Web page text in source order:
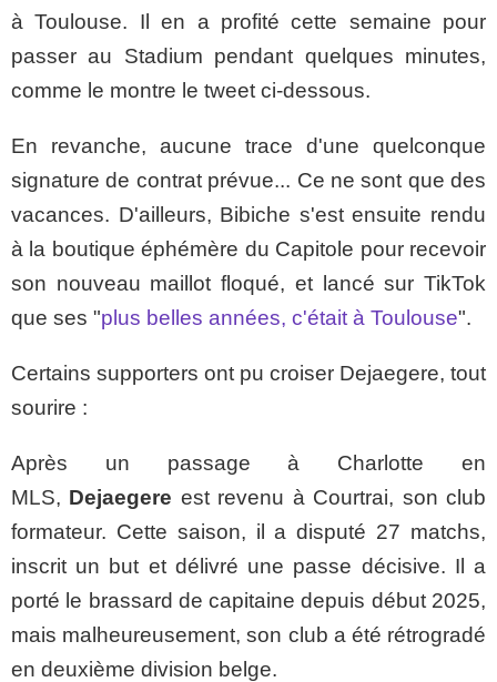
à Toulouse. Il en a profité cette semaine pour
passer au Stadium pendant quelques minutes,
comme le montre le tweet ci-dessous.
En revanche, aucune trace d'une quelconque
signature de contrat prévue... Ce ne sont que des
vacances. D'ailleurs, Bibiche s'est ensuite rendu
à la boutique éphémère du Capitole pour recevoir
son nouveau maillot floqué, et lancé sur TikTok
que ses "plus belles années, c'était à Toulouse".
Certains supporters ont pu croiser Dejaegere, tout
sourire :
Après un passage à Charlotte en
MLS, Dejaegere est revenu à Courtrai, son club
formateur. Cette saison, il a disputé 27 matchs,
inscrit un but et délivré une passe décisive. Il a
porté le brassard de capitaine depuis début 2025,
mais malheureusement, son club a été rétrogradé
en deuxième division belge.